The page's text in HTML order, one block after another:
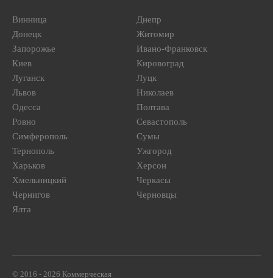
Винница
Днепр
Донецк
Житомир
Запорожье
Ивано-Франковск
Киев
Кировоград
Луганск
Луцк
Львов
Николаев
Одесса
Полтава
Ровно
Севастополь
Симферополь
Сумы
Тернополь
Ужгород
Харьков
Херсон
Хмельницкий
Черкасы
Чернигов
Черновцы
Ялта
© 2016 - 2026 Коммерческая